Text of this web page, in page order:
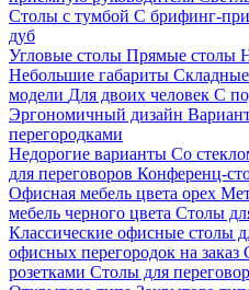
Столы с тумбой С брифинг-
дуб
Угловые столы Прямые столы
Небольшие габариты
модели Для двоих человек С
Эргономичный дизайн
перегородками
Недорогие варианты Со
для переговоров Конференц-
Офисная мебель цвета орех
мебель черного цвета Столы
Классические офисные столы
офисных перегородок на заказ
розетками Столы для